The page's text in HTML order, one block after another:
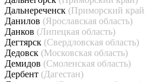
Дальнереченск (Приморский
Данилов (Ярославская область)
Данков (Липецкая область)
Дегтярск (Свердловская область)
Дедовск (Московская область)
Демидов (Смоленская область)
Дербент (Дагестан)